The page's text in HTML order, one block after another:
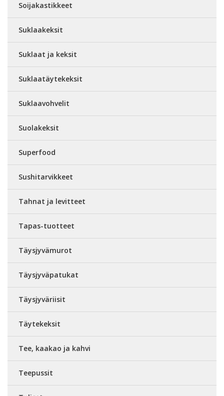
Soijakastikkeet
Suklaakeksit
Suklaat ja keksit
Suklaatäytekeksit
Suklaavohvelit
Suolakeksit
Superfood
Sushitarvikkeet
Tahnat ja levitteet
Tapas-tuotteet
Täysjyvämurot
Täysjyväpatukat
Täysjyväriisit
Täytekeksit
Tee, kaakao ja kahvi
Teepussit